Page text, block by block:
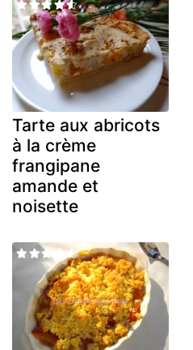
Tarte aux abricots
à la crème
frangipane
amande et
noisette